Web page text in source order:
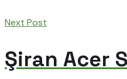
Next Post
Şiran Acer